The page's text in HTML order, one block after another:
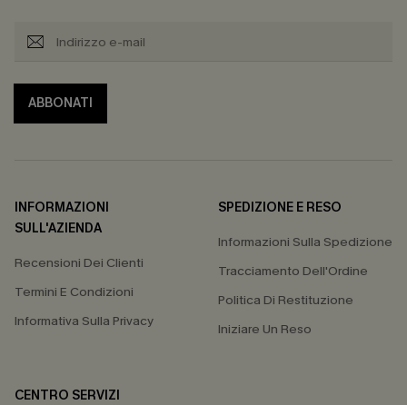
ABBONATI
INFORMAZIONI
SULL'AZIENDA
Recensioni Dei Clienti
Termini E Condizioni
Informativa Sulla Privacy
SPEDIZIONE E RESO
Informazioni Sulla Spedizione
Tracciamento Dell'Ordine
Politica Di Restituzione
Iniziare Un Reso
CENTRO SERVIZI